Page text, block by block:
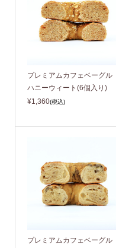
プレミアムカフェベーグル
ハニーウィート(6個入り)
¥1,360(税込)
プレミアムカフェベーグル